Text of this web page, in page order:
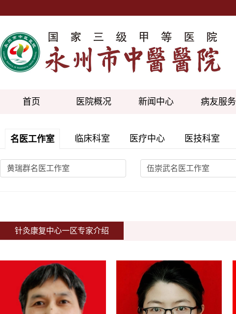
首页 医院概况 新闻中心 病友服务
名医工作室 临床科室 医疗中心 医技科室
黄瑞群名医工作室 伍崇武名医工作室
针灸康复中心一区专家介绍